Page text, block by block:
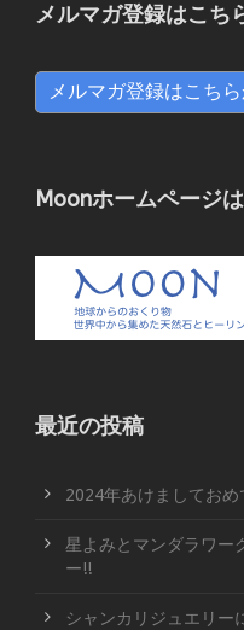
メルマガ登録はこち
メルマガ登録はこち
Moonホームページ
最近の投稿
2024年あけましておめ
星よみとマンダラワー
ー!!
シャンカリジュエリー